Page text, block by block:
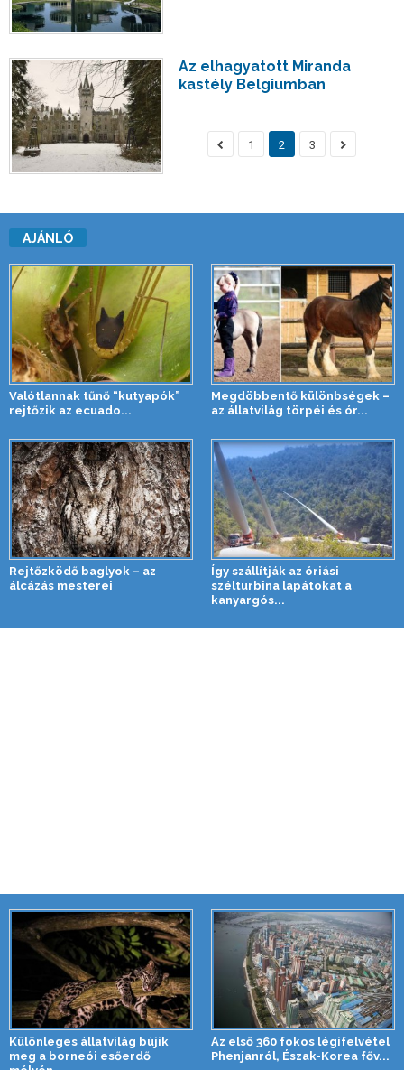
Az elhagyatott Miranda
kastély Belgiumban
1 2 3
AJÁNLÓ
Valótlannak tűnő “kutyapók”
rejtőzik az ecuado...
Megdöbbentő különbségek –
az állatvilág törpéi és ór...
Rejtőzködő baglyok – az
álcázás mesterei
Így szállítják az óriási
szélturbina lapátokat a
kanyargós...
Különleges állatvilág bújik
meg a borneói esőerdő
Az első 360 fokos légifelvétel
Phenjanról, Észak-Korea főv...